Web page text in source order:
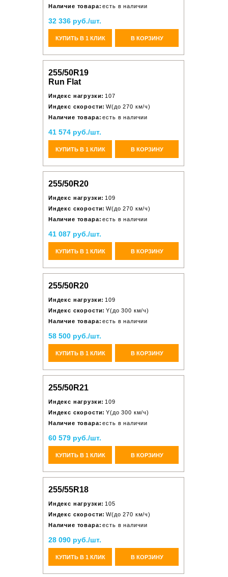
Наличие товара: есть в наличии
32 336 руб./шт.
КУПИТЬ В 1 КЛИК В КОРЗИНУ
255/50R19
Run Flat
Индекс нагрузки: 107
Индекс скорости: W(до 270 км/ч)
Наличие товара: есть в наличии
41 574 руб./шт.
КУПИТЬ В 1 КЛИК В КОРЗИНУ
255/50R20
Индекс нагрузки: 109
Индекс скорости: W(до 270 км/ч)
Наличие товара: есть в наличии
41 087 руб./шт.
КУПИТЬ В 1 КЛИК В КОРЗИНУ
255/50R20
Индекс нагрузки: 109
Индекс скорости: Y(до 300 км/ч)
Наличие товара: есть в наличии
58 500 руб./шт.
КУПИТЬ В 1 КЛИК В КОРЗИНУ
255/50R21
Индекс нагрузки: 109
Индекс скорости: Y(до 300 км/ч)
Наличие товара: есть в наличии
60 579 руб./шт.
КУПИТЬ В 1 КЛИК В КОРЗИНУ
255/55R18
Индекс нагрузки: 105
Индекс скорости: W(до 270 км/ч)
Наличие товара: есть в наличии
28 090 руб./шт.
КУПИТЬ В 1 КЛИК В КОРЗИНУ